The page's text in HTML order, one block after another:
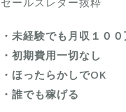
・未経験でも月収１０
・初期費用一切なし
・ほったらかしでOK
・誰でも稼げる